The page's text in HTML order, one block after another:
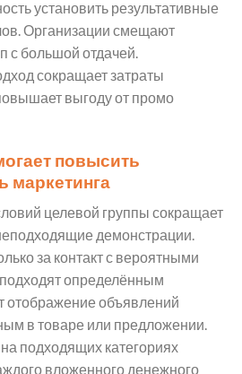
установить результативные
Организации смещают
с большой отдачей.
сокращает затраты
выгоду от промо
повысить
маркетинга
целевой группы сокращает
демонстрации.
за контакт с вероятными
определённым
отображение объявлений
в товаре или предложении.
подходящих категориях
вложенного денежного